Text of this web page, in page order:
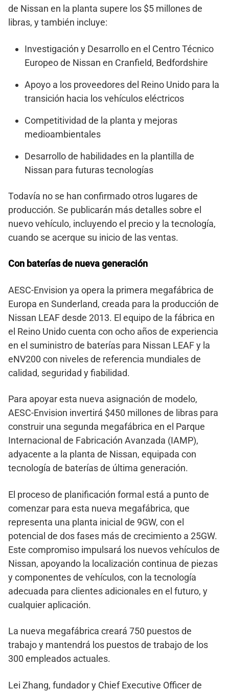
de Nissan en la planta supere los $5 millones de
libras, y también incluye:
Investigación y Desarrollo en el Centro Técnico
Europeo de Nissan en Cranfield, Bedfordshire
Apoyo a los proveedores del Reino Unido para la
transición hacia los vehículos eléctricos
Competitividad de la planta y mejoras
medioambientales
Desarrollo de habilidades en la plantilla de
Nissan para futuras tecnologías
Todavía no se han confirmado otros lugares de
producción. Se publicarán más detalles sobre el
nuevo vehículo, incluyendo el precio y la tecnología,
cuando se acerque su inicio de las ventas.
Con baterías de nueva generación
AESC-Envision ya opera la primera megafábrica de
Europa en Sunderland, creada para la producción de
Nissan LEAF desde 2013. El equipo de la fábrica en
el Reino Unido cuenta con ocho años de experiencia
en el suministro de baterías para Nissan LEAF y la
eNV200 con niveles de referencia mundiales de
calidad, seguridad y fiabilidad.
Para apoyar esta nueva asignación de modelo,
AESC-Envision invertirá $450 millones de libras para
construir una segunda megafábrica en el Parque
Internacional de Fabricación Avanzada (IAMP),
adyacente a la planta de Nissan, equipada con
tecnología de baterías de última generación.
El proceso de planificación formal está a punto de
comenzar para esta nueva megafábrica, que
representa una planta inicial de 9GW, con el
potencial de dos fases más de crecimiento a 25GW.
Este compromiso impulsará los nuevos vehículos de
Nissan, apoyando la localización continua de piezas
y componentes de vehículos, con la tecnología
adecuada para clientes adicionales en el futuro, y
cualquier aplicación.
La nueva megafábrica creará 750 puestos de
trabajo y mantendrá los puestos de trabajo de los
300 empleados actuales.
Lei Zhang, fundador y Chief Executive Officer de